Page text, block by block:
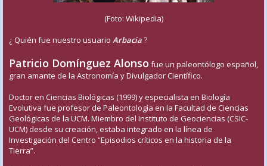
(Foto: Wikipedia)
¿ Quién fue nuestro usuario Arbacia?
Patricio Domínguez Alonso fue un paleontólogo español,
gran amante de la Astronomía y Divulgador Científico.
Doctor en Ciencias Biológicas (1999) y especialista en Biología
Evolutiva fue profesor de Paleontología en la Facultad de Ciencias
Geológicas de la UCM. Miembro del Instituto de Geociencias (CSIC-
UCM) desde su creación, estaba integrado en la línea de
Investigación del Centro “Episodios críticos en la historia de la
Tierra”.